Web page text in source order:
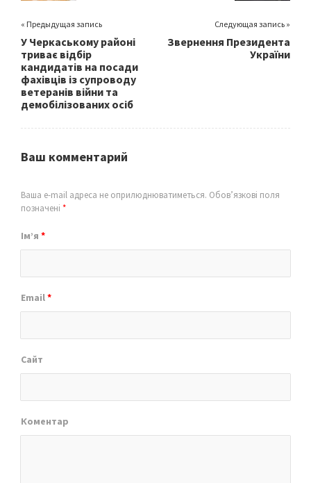
« Предыдущая запись
У Черкаському районі
триває відбір
кандидатів на посади
фахівців із супроводу
ветеранів війни та
демобілізованих осіб
Следующая запись »
Звернення Президента
України
Ваш комментарий
Ваша e-mail адреса не оприлюднюватиметься. Обов’язкові поля
позначені *
Ім’я *
Email*
Сайт
Коментар